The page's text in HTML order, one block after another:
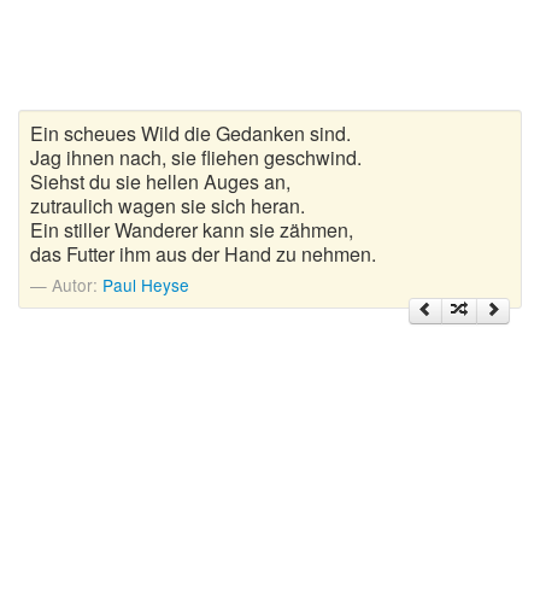
Hochzeitsgedichte
Kindergedichte
Kurze Gedichte
Liebesgedichte
Ein scheues Wild die Gedanken sind.
Jag ihnen nach, sie fliehen geschwind.
Siehst du sie hellen Auges an,
zutraulich wagen sie sich heran.
Ein stiller Wanderer kann sie zähmen,
das Futter ihm aus der Hand zu nehmen.
Autor: Paul Heyse